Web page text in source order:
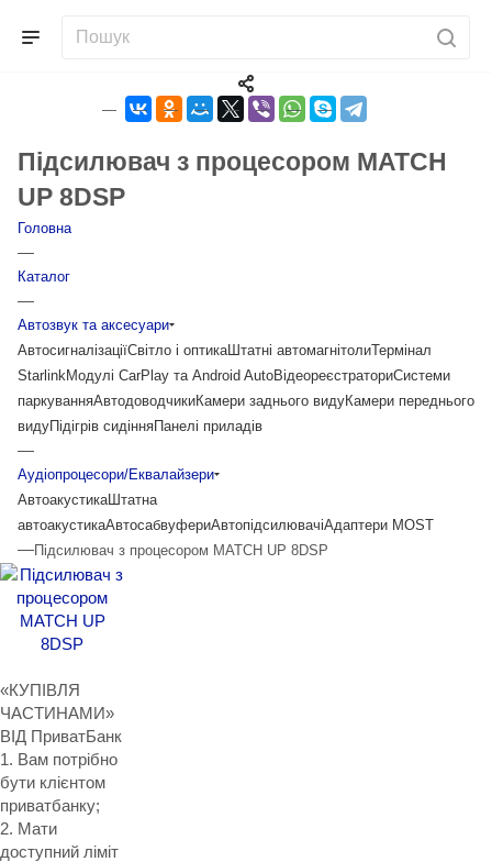
Підсилювач з процесором MATCH
UP 8DSP
Головна
—
Каталог
—
Автозвук та аксесуари
АвтосигналізаціїСвітло і оптикаШтатні автомагнітолиТермінал
StarlinkМодулі CarPlay та Android AutoВідеореєстраториСистеми
паркуванняАвтодоводчикиКамери заднього видуКамери переднього
видуПідігрів сидінняПанелі приладів
—
Аудіопроцесори/Еквалайзери
АвтоакустикаШтатна
автоакустикаАвтосабвуфериАвтопідсилювачіАдаптери MOST
—Підсилювач з процесором MATCH UP 8DSP
«КУПІВЛЯ
ЧАСТИНАМИ»
ВІД ПриватБанк
1. Вам потрібно
бути клієнтом
приватбанку;
2. Мати
доступний ліміт